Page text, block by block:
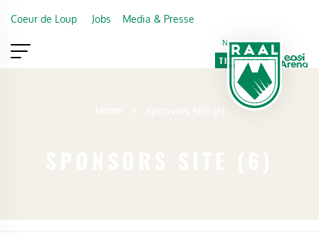
Coeur de Loup Jobs Media & Presse
Newsletter
TICKETING
VIP
FAN SHOP